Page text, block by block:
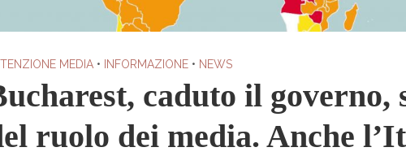
MEDIA • INFORMAZIONE • NEWS
caduto il governo,
ruolo dei media. Anche